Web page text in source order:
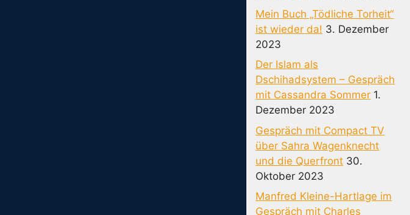
Mein Buch „Tödliche Torheit“
ist wieder da! 3. Dezember
2023
Der Islam als
Dschihadsystem – Gespräch
mit Cassandra Sommer 1.
Dezember 2023
Gespräch mit Compact TV
über Sahra Wagenknecht
und die Querfront 30.
Oktober 2023
Manfred Kleine-Hartlage im
Gespräch mit Charles